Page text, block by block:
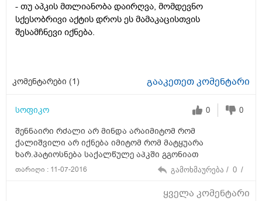
- თუ აპკის მთლიანობა დაირღვა, მომდევნო
სქესობრივი აქტის დროს ეს მამაკაცისთვის
შესამჩნევი იქნება.
კომენტარები (1) გააკეთეთ კომენტარი
სოფიკო 0 0
შენნაირი რძალი არ მინდა არაიმიტომ რომ
ქალიშვილი არ იქნება იმიტომ რომ მატყუარა
ხარ.პატიოსნება საქალწულე აპკში გგონიათ
თარიღი : 11-07-2016 გამოხმაურება / 0 /
ყველა კომენტარი